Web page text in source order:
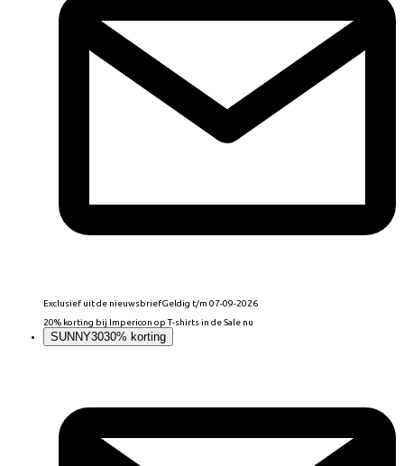
Exclusief uit de nieuwsbriefGeldig t/m 07-09-2026
20% korting bij Impericon op T-shirts in de Sale nu
SUNNY3030% korting